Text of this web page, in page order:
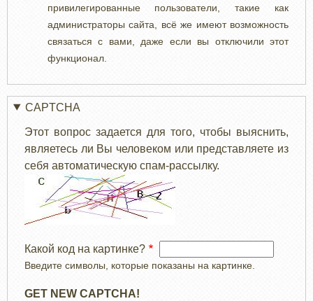
привилегированные пользователи, такие как
администраторы сайта, всё же имеют возможность
связаться с вами, даже если вы отключили этот
функционал.
CAPTCHA
Этот вопрос задается для того, чтобы выяснить,
являетесь ли Вы человеком или представляете из
себя автоматическую спам-рассылку.
Какой код на картинке?
Введите символы, которые показаны на картинке.
GET NEW CAPTCHA!